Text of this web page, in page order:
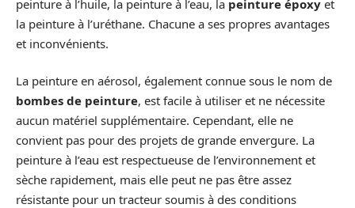
peinture à l’huile, la peinture à l’eau, la peinture époxy et
la peinture à l’uréthane. Chacune a ses propres avantages
et inconvénients.
La peinture en aérosol, également connue sous le nom de
bombes de peinture, est facile à utiliser et ne nécessite
aucun matériel supplémentaire. Cependant, elle ne
convient pas pour des projets de grande envergure. La
peinture à l’eau est respectueuse de l’environnement et
sèche rapidement, mais elle peut ne pas être assez
résistante pour un tracteur soumis à des conditions